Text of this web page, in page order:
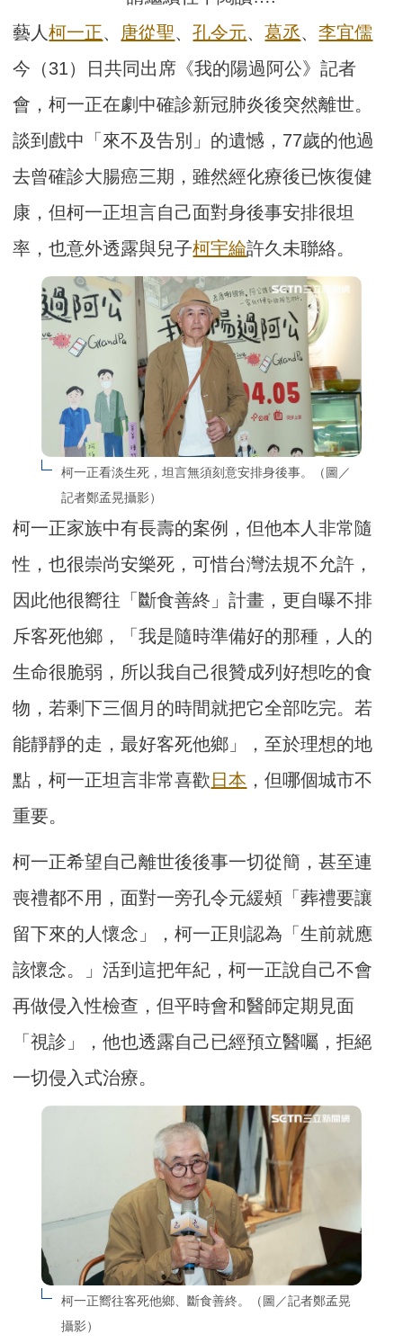
藝人柯一正、 唐從聖、孔令元、葛丞、李宜儒
今（31）日共同出席《我的陽過阿公》記者
會，柯一正在劇中確診新冠肺炎後突然離世。
談到戲中「來不及告別」的遺憾，77歲的他過
去曾確診大腸癌三期，雖然經化療後已恢復健
康，但柯一正坦言自己面對身後事安排很坦
率，也意外透露與兒子柯宇綸許久未聯絡。
柯一正看淡生死，坦言無須刻意安排身後事。（圖／
記者鄭孟晃攝影）
柯一正家族中有長壽的案例，但他本人非常隨
性，也很崇尚安樂死，可惜台灣法規不允許，
因此他很嚮往「斷食善終」計畫，更自曝不排
斥客死他鄉，「我是隨時準備好的那種，人的
生命很脆弱，所以我自己很贊成列好想吃的食
物，若剩下三個月的時間就把它全部吃完。若
能靜靜的走，最好客死他鄉」，至於理想的地
點，柯一正坦言非常喜歡 日本 ，但哪個城市不
重要。
柯一正希望自己離世後後事一切從簡，甚至連
喪禮都不用，面對一旁孔令元緩頰「葬禮要讓
留下來的人懷念」，柯一正則認為「生前就應
該懷念。」活到這把年紀，柯一正說自己不會
再做侵入性檢查，但平時會和醫師定期見面
「視診」，他也透露自己已經預立醫囑，拒絕
一切侵入式治療。
柯一正嚮往客死他鄉、斷食善終。（圖／記者鄭孟晃
攝影）